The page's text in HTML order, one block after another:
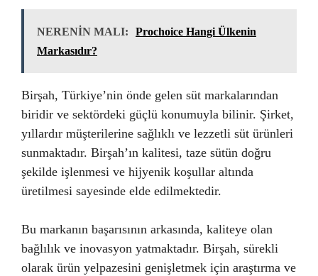
NERENİN MALI:
Prochoice Hangi Ülkenin
Markasıdır?
Birşah, Türkiye’nin önde gelen süt markalarından
biridir ve sektördeki güçlü konumuyla bilinir. Şirket,
yıllardır müşterilerine sağlıklı ve lezzetli süt ürünleri
sunmaktadır. Birşah’ın kalitesi, taze sütün doğru
şekilde işlenmesi ve hijyenik koşullar altında
üretilmesi sayesinde elde edilmektedir.
Bu markanın başarısının arkasında, kaliteye olan
bağlılık ve inovasyon yatmaktadır. Birşah, sürekli
olarak ürün yelpazesini genişletmek için araştırma ve